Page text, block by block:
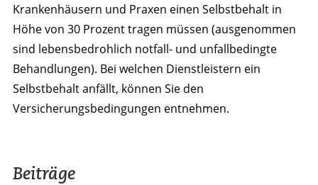
Krankenhäusern und Praxen einen Selbstbehalt in
Höhe von 30 Prozent tragen müssen (ausgenommen
sind lebensbedrohlich notfall- und unfallbedingte
Behandlungen). Bei welchen Dienstleistern ein
Selbstbehalt anfällt, können Sie den
Versicherungsbedingungen entnehmen.
Beiträge